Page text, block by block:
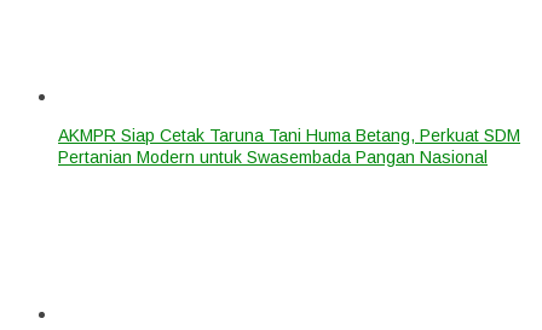
AKMPR Siap Cetak Taruna Tani Huma Betang, Perkuat SDM
Pertanian Modern untuk Swasembada Pangan Nasional